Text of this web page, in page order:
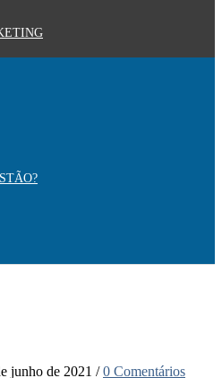
junho de 2021 /0 Comentários